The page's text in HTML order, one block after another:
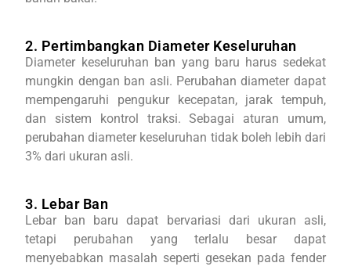
2. Pertimbangkan Diameter Keseluruhan
Diameter keseluruhan ban yang baru harus sedekat
mungkin dengan ban asli. Perubahan diameter dapat
mempengaruhi pengukur kecepatan, jarak tempuh,
dan sistem kontrol traksi. Sebagai aturan umum,
perubahan diameter keseluruhan tidak boleh lebih dari
3% dari ukuran asli.
3. Lebar Ban
Lebar ban baru dapat bervariasi dari ukuran asli,
tetapi perubahan yang terlalu besar dapat
menyebabkan masalah seperti gesekan pada fender